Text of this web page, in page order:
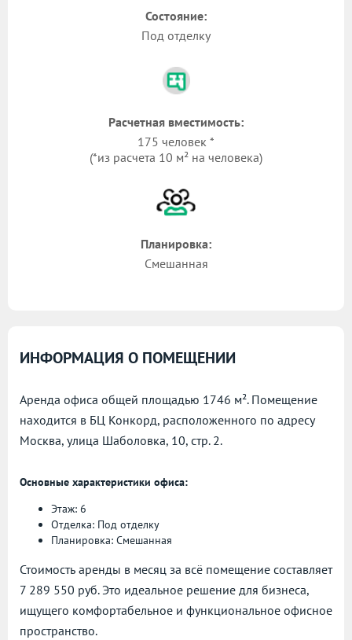
Состояние:
Под отделку
Расчетная вместимость:
175 человек *
(*из расчета 10 м² на человека)
Планировка:
Смешанная
ИНФОРМАЦИЯ О ПОМЕЩЕНИИ
Аренда офиса общей площадью 1746 м². Помещение
находится в БЦ Конкорд, расположенного по адресу
Москва, улица Шаболовка, 10, стр. 2.
Основные характеристики офиса:
Этаж: 6
Отделка: Под отделку
Планировка: Смешанная
Стоимость аренды в месяц за всё помещение составляет
7 289 550 руб. Это идеальное решение для бизнеса,
ищущего комфортабельное и функциональное офисное
пространство.